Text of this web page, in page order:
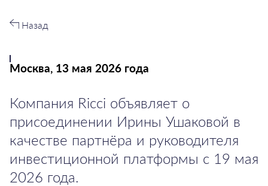
Назад
Москва, 13 мая 2026 года
Компания Ricci объявляет о
присоединении Ирины Ушаковой в
качестве партнёра и руководителя
инвестиционной платформы с 19 мая
2026 года.